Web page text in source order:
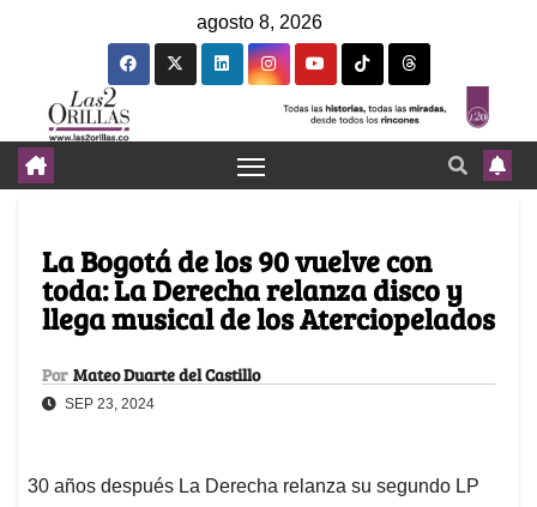
agosto 8, 2026
La Bogotá de los 90 vuelve con
toda: La Derecha relanza disco y
llega musical de los Aterciopelados
Por Mateo Duarte del Castillo
SEP 23, 2024
30 años después La Derecha relanza su segundo LP